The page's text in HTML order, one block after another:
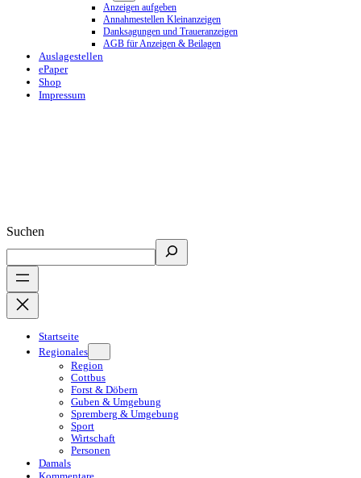
Anzeigen aufgeben
Annahmestellen Kleinanzeigen
Danksagungen und Traueranzeigen
AGB für Anzeigen & Beilagen
Auslagestellen
ePaper
Shop
Impressum
Suchen
Startseite
Regionales
Region
Cottbus
Forst & Döbern
Guben & Umgebung
Spremberg & Umgebung
Sport
Wirtschaft
Personen
Damals